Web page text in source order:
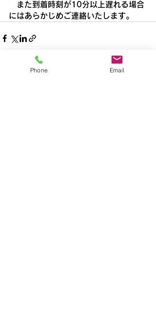
また到着時刻が10分以上遅れる場合
にはあらかじめご連絡いたします。
Phone Email